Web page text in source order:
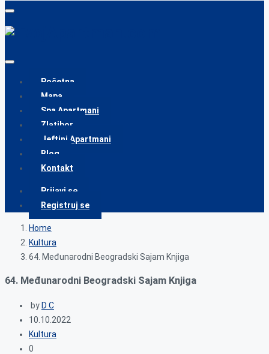
Početna
Mapa
Spa Apartmani
Zlatibor
Jeftini Apartmani
Blog
Kontakt
Prijavi se
Registruj se
Home
Kultura
64. Međunarodni Beogradski Sajam Knjiga
64. Međunarodni Beogradski Sajam Knjiga
by D C
10.10.2022
Kultura
0